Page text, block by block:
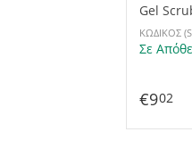
Gel
ΚΩΔΙΚΟΣ
Σε
€902